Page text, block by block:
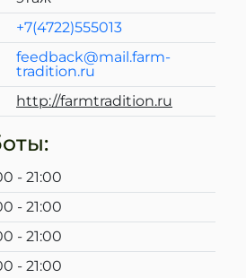
+7(4722)555013
feedback@mail.farm-
tradition.ru
http://farmtradition.ru
- 21:00
- 21:00
- 21:00
- 21:00